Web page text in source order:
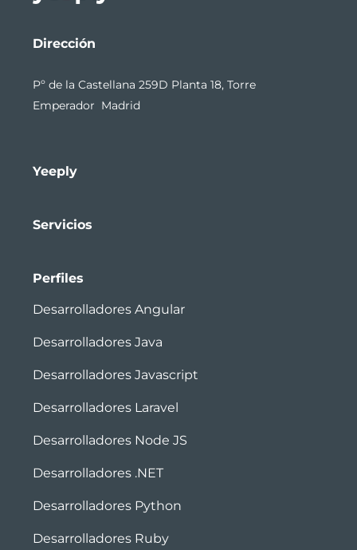
Dirección
Pº de la Castellana 259D Planta 18, Torre
Emperador Madrid
Yeeply
Servicios
Perfiles
Desarrolladores Angular
Desarrolladores Java
Desarrolladores Javascript
Desarrolladores Laravel
Desarrolladores Node JS
Desarrolladores .NET
Desarrolladores Python
Desarrolladores Ruby